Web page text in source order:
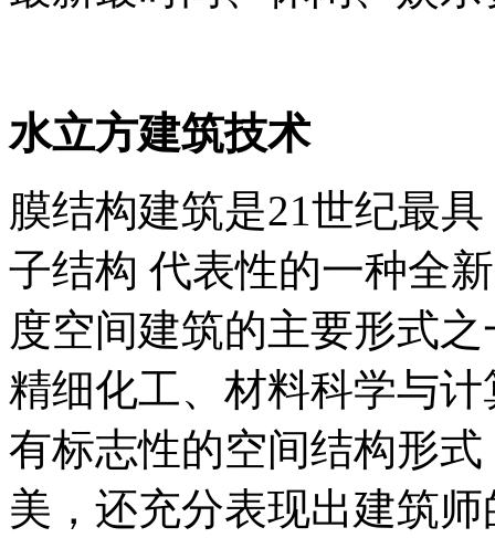
水立方建筑技术
膜结构建筑是21世纪最
子结构 代表性的一种全
度空间建筑的主要形式
精细化工、材料科学与
有标志性的空间结构形
美，还充分表现出建筑